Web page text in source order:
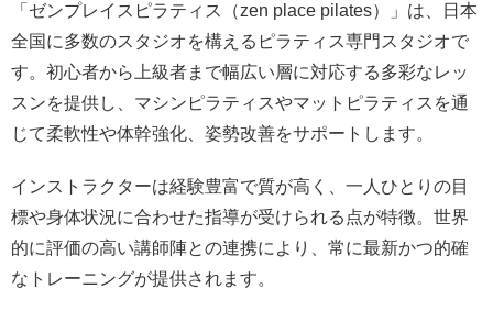
「ゼンプレイスピラティス（zen place pilates）」は、日本
全国に多数のスタジオを構えるピラティス専門スタジオで
す。初心者から上級者まで幅広い層に対応する多彩なレッ
スンを提供し、マシンピラティスやマットピラティスを通
じて柔軟性や体幹強化、姿勢改善をサポートします。
インストラクターは経験豊富で質が高く、一人ひとりの目
標や身体状況に合わせた指導が受けられる点が特徴。世界
的に評価の高い講師陣との連携により、常に最新かつ的確
なトレーニングが提供されます。